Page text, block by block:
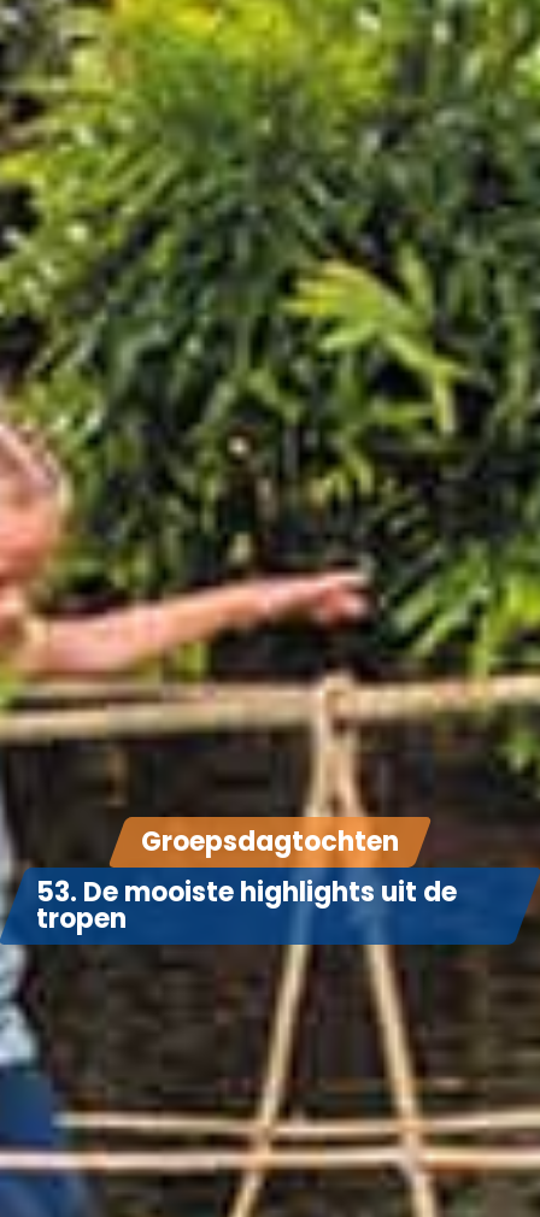
Groepsdagtochten
53. De mooiste highlights uit de
tropen